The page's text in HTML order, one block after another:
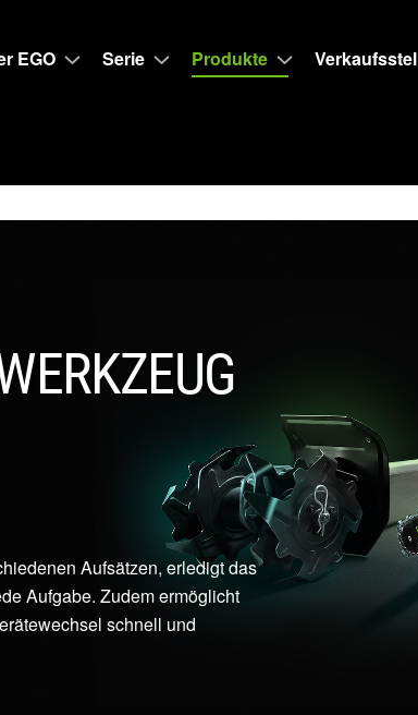
EGO
Serie Produkte
Aufsätzen, erledigt das
Aufgabe. Zudem ermöglicht
schnell und